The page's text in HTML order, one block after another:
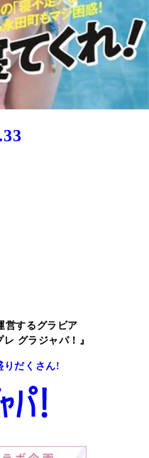
営するグラビア
グラジャパ！』
りだくさん!